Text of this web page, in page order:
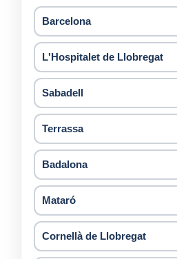
Barcelona
L'Hospitalet de Llobregat
Sabadell
Terrassa
Badalona
Mataró
Cornellà de Llobregat